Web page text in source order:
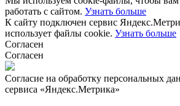
работать с сайтом. Узнать больше
К сайту подключен сервис
использует файлы cookie. Узнать больше
Согласен
Согласен
Согласие на обработку персональных
сервиса «Яндекс.Метрика»